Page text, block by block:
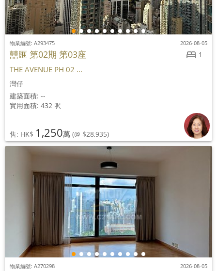
1
物業編號: A293475 2026-08-05
囍匯 第02期 第03座
THE AVENUE PH 02 ...
灣仔
建築面積: --
實用面積: 432 呎
售: HK$ 1,250萬 (@ $28,935)
物業編號: A270298 2026-08-05